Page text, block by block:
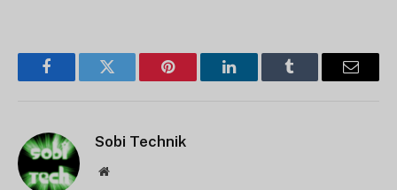
FacebookTwitter Pinterest LinkedInTumblr
E-
Sobi Technik
Website